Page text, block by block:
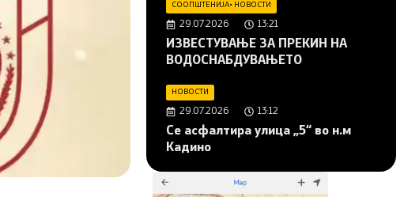
СООПШТЕНИЈА• НОВОСТИ
29.07.2026 13:21
ИЗВЕСТУВАЊЕ ЗА ПРЕКИН НА
ВОДОСНАБДУВАЊЕТО
НОВОСТИ
29.07.2026 13:12
Се асфалтира улица „5“ во н.м
Кадино